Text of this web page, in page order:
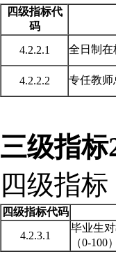
四级指标代
码
4.2.2.1 全日制在
4.2.2.2 专任教师
三级指标
四级指标
四级指标代码
4.2.3.1
毕业生
（0-100）